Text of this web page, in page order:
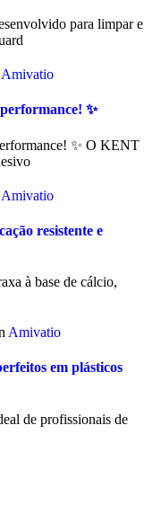
para limpar e
Amivatio
✨
✨ O KENT
Amivatio
resistente e
à base de cálcio,
Amivatio
em plásticos
de profissionais de